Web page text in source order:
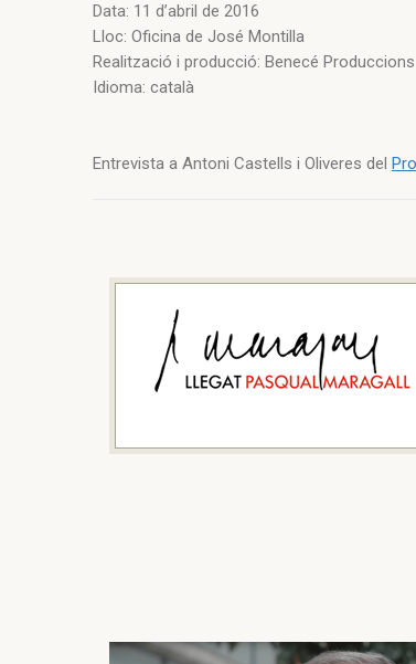
Data: 11 d’abril de 2016
Lloc: Oficina de José Montilla
Realització i producció: Benecé Produccions
Idioma: català
Entrevista a Antoni Castells i Oliveres del